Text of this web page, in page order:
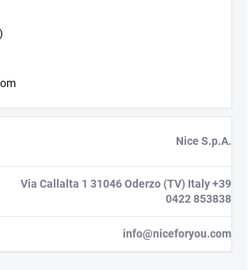
Nice S.p.A.
Via Callalta 1 31046 Oderzo (TV) Italy +39
0422 853838
info@niceforyou.com